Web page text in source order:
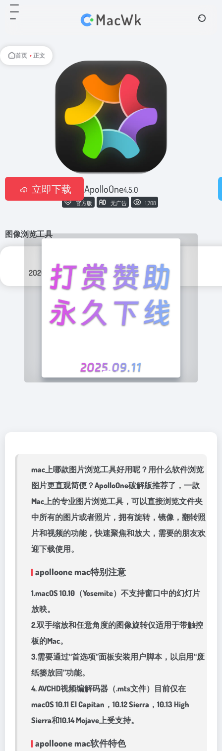
首页 • 正文
ApolloOne4.5.0
官方版 无广告 1,708
图像浏览工具
2026年 5月 18日 实用程序
立即下载
mac上哪款图片浏览工具好用呢？用什么软件浏览
图片更直观简便？ApolloOne破解版推荐了，一款
Mac上的专业图片浏览工具，可以直接浏览文件夹
中所有的图片或者照片，拥有旋转，镜像，翻转照
片和视频的功能，快速聚焦和放大，需要的朋友欢
迎下载使用。
apolloone mac特别注意
1.macOS 10.10（Yosemite）不支持窗口中的幻灯片
放映。
2.双手缩放和任意角度的图像旋转仅适用于带触控
板的Mac。
3.需要通过“首选项”面板安装用户脚本，以启用“废
纸篓放回”功能。
4. AVCHD视频编解码器（.mts文件）目前仅在
macOS 10.11 El Capitan，10.12 Sierra，10.13 High
Sierra和10.14 Mojave上受支持。
apolloone mac软件特色